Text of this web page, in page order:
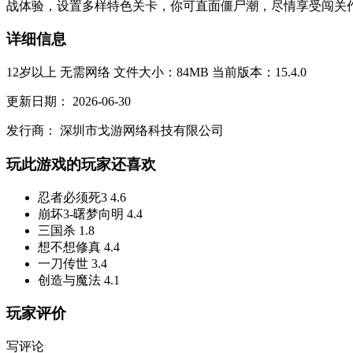
战体验，设置多样特色关卡，你可直面僵尸潮，尽情享受闯关
详细信息
12岁以上 无需网络 文件大小：84MB 当前版本：15.4.0
更新日期： 2026-06-30
发行商： 深圳市戈游网络科技有限公司
玩此游戏的玩家还喜欢
忍者必须死3 4.6
崩坏3-曙梦向明 4.4
三国杀 1.8
想不想修真 4.4
一刀传世 3.4
创造与魔法 4.1
玩家评价
写评论